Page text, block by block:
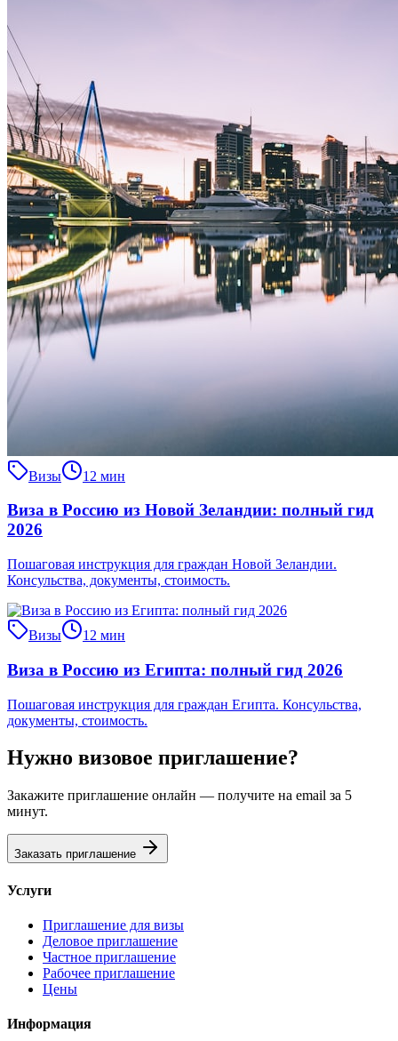
Визы 12 мин
Виза в Россию из Новой Зеландии: полный гид
2026
Пошаговая инструкция для граждан Новой Зеландии.
Консульства, документы, стоимость.
Визы 12 мин
Виза в Россию из Египта: полный гид 2026
Пошаговая инструкция для граждан Египта. Консульства,
документы, стоимость.
Нужно визовое приглашение?
Закажите приглашение онлайн — получите на email за 5
минут.
Заказать приглашение
Услуги
Приглашение для визы
Деловое приглашение
Частное приглашение
Рабочее приглашение
Цены
Информация